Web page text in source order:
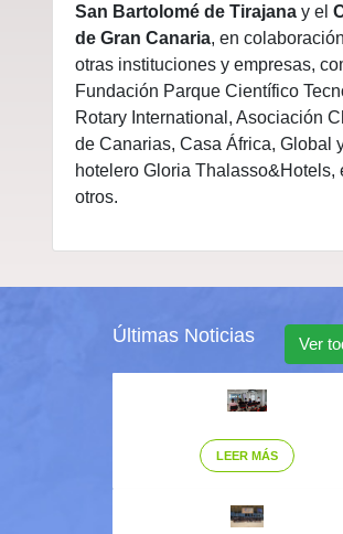
San Bartolomé de Tirajana y el
de Gran Canaria, en
otras instituciones y empresas,
Fundación Parque Científico
Rotary International, Asociación
de Canarias, Casa África, Global
hotelero Gloria Thalasso&Hotels,
otros.
Últimas Noticias Ver
LEER MÁS